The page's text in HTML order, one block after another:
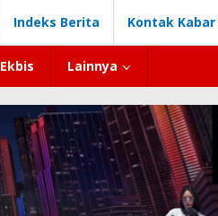
Indeks Berita Kontak
Ekbis Lainnya